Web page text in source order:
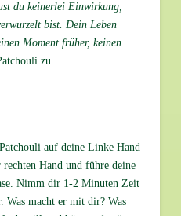
du keinerlei Einwirkung,
bist. Dein Leben
Moment früher, keinen
zu.
auf deine Linke Hand
Hand und führe deine
Nimm dir 1-2 Minuten Zeit
Was macht er mit dir? Was